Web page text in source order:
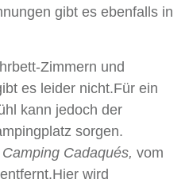
gibt es ebenfalls in
Zimmern und
es leider nicht.Für ein
kann jedoch der
sorgen.
Camping Cadaqués, vom
wird